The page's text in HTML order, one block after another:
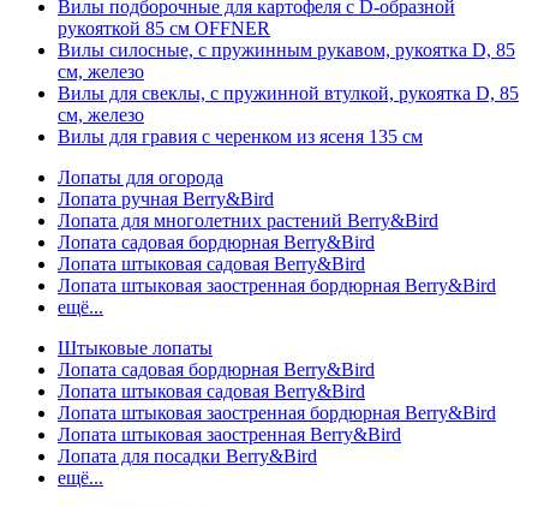
Вилы подборочные для картофеля с D-образной
рукояткой 85 см OFFNER
Вилы силосные, с пружинным рукавом, рукоятка D, 85
см, железо
Вилы для свеклы, с пружинной втулкой, рукоятка D, 85
см, железо
Вилы для гравия с черенком из ясеня 135 см
Лопаты для огорода
Лопата ручная Berry&Bird
Лопата для многолетних растений Berry&Bird
Лопата садовая бордюрная Berry&Bird
Лопата штыковая садовая Berry&Bird
Лопата штыковая заостренная бордюрная Berry&Bird
ещё...
Штыковые лопаты
Лопата садовая бордюрная Berry&Bird
Лопата штыковая садовая Berry&Bird
Лопата штыковая заостренная бордюрная Berry&Bird
Лопата штыковая заостренная Berry&Bird
Лопата для посадки Berry&Bird
ещё...